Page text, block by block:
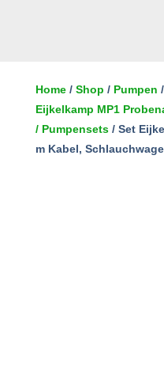
Eijkelkamp
In den Warenkorb
Home/ Shop / Pumpen /
Eijkelkamp MP1
/ Pumpensets/ Set
m Kabel,